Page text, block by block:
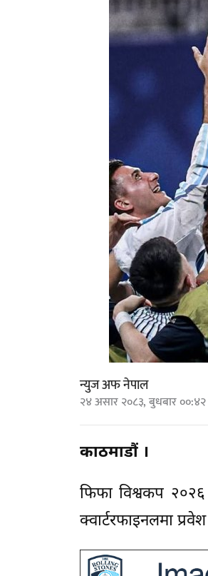
न्युज अफ नेपाल
२४ असार २०८३, बुधबार ००:४२
काठमाडौं ।
फिफा विश्वकप
क्वार्टरफाइनलमा